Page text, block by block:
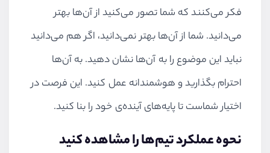
فکر می‌کنند که شما تصور می‌کنید از آن‌ها بهتر
می‌دانید. شما از آن‌ها بهتر نمی‌دانید، اگر هم می‌دانید
نباید این موضوع را به آن‌ها نشان دهید. به آن‌ها
احترام بگذارید و هوشمندانه عمل کنید. این فرصت در
اختیار شماست تا پایه‌های آینده‌ی خود را بنا کنید.
نحوه عملکرد تیم‌ها را مشاهده کنید